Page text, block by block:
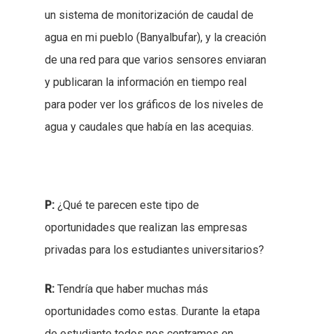
un sistema de monitorización de caudal de
agua en mi pueblo (Banyalbufar), y la creación
de una red para que varios sensores enviaran
y publicaran la información en tiempo real
para poder ver los gráficos de los niveles de
agua y caudales que había en las acequias.
P: ¿Qué te parecen este tipo de
oportunidades que realizan las empresas
privadas para los estudiantes universitarios?
R:Tendría que haber muchas más
oportunidades como estas. Durante la etapa